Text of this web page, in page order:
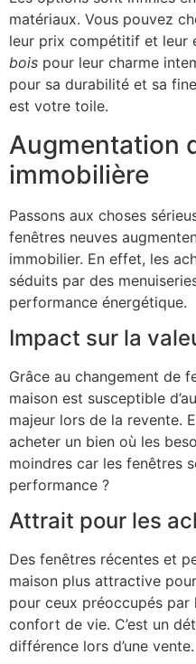
matériaux. Vous pouvez
leur prix compétitif et leur
bois pour leur charme
pour sa durabilité et sa
est votre toile.
Augmentation
immobilière
Passons aux choses
fenêtres neuves
immobilier. En effet, les
séduits par des
performance énergétique.
Impact sur la
Grâce au changement de
maison est susceptible
majeur lors de la revente.
acheter un bien où les
moindres car les fenêtres
performance ?
Attrait pour les
Des fenêtres récentes et
maison plus attractive
pour ceux préoccupés par
confort de vie. C’est un
différence lors d’une vente.